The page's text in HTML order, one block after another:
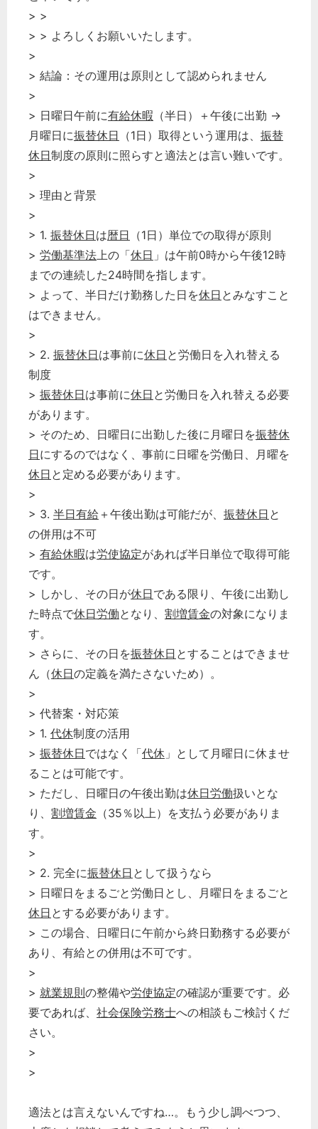
> >
> > よろしくお願いいたします。
>
> 結論：その運用は原則として認められません
>
> 日曜日午前に有給休暇 （半日）＋午後に出勤 →
月曜日に振替休日 （1日）取得という運用は、 振替
休日制度の原則に照らすと適法とは言い難いです。
>
> 理由と背景
>
> 1. 振替休日は暦日 （1日）単位での取得が原則
> 労働基準法上の「休日 」は午前0時から午後12時
までの連続した24時間を指します。
> よって、半日だけ勤務した日を休日 とみなすこと
はできません。
>
> 2. 振替休日は事前に休日 と労働日を入れ替える
制度
> 振替休日は事前に休日 と労働日を入れ替える必要
があります。
> そのため、日曜日に出勤した後に月曜日を振替休
日にするのではなく、事前に日曜を労働日、月曜を
休日 と定める必要があります。
>
> 3. 半日有給 ＋午後出勤は可能だが、 振替休日 と
の併用は不可
> 有給休暇は労使協定があれば半日単位で取得可能
です。
> しかし、その日が休日である限り、午後に出勤し
た時点で休日労働となり、 割増賃金の対象になりま
す。
> さらに、その日を振替休日 とすることはできませ
ん（休日の定義を満たさないため）。
>
> 代替案・対応策
> 1. 代休制度の活用
> 振替休日ではなく「代休 」として月曜日に休ませ
ることは可能です。
> ただし、日曜日の午後出勤は休日労働扱いとな
り、 割増賃金 （35％以上）を支払う必要がありま
す。
>
> 2. 完全に振替休日 として扱うなら
> 日曜日をまるごと労働日とし、月曜日をまるごと
休日 とする必要があります。
> この場合、日曜日に午前から終日勤務する必要が
あり、有給との併用は不可です。
>
> 就業規則の整備や労使協定の確認が重要です。必
要であれば、 社会保険労務士への相談もご検討くだ
さい。
>
>
適法とは言えないんですね…。もう少し調べつつ、